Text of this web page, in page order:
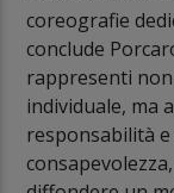
coreografie
conclude
rappresenti
individuale, ma
responsabilità e